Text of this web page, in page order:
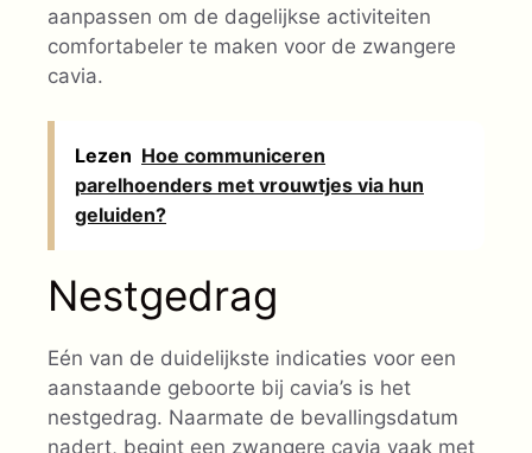
aanpassen om de dagelijkse activiteiten
comfortabeler te maken voor de zwangere
cavia.
Lezen Hoe communiceren
parelhoenders met vrouwtjes via hun
geluiden?
Nestgedrag
Eén van de duidelijkste indicaties voor een
aanstaande geboorte bij cavia’s is het
nestgedrag. Naarmate de bevallingsdatum
nadert, begint een zwangere cavia vaak met